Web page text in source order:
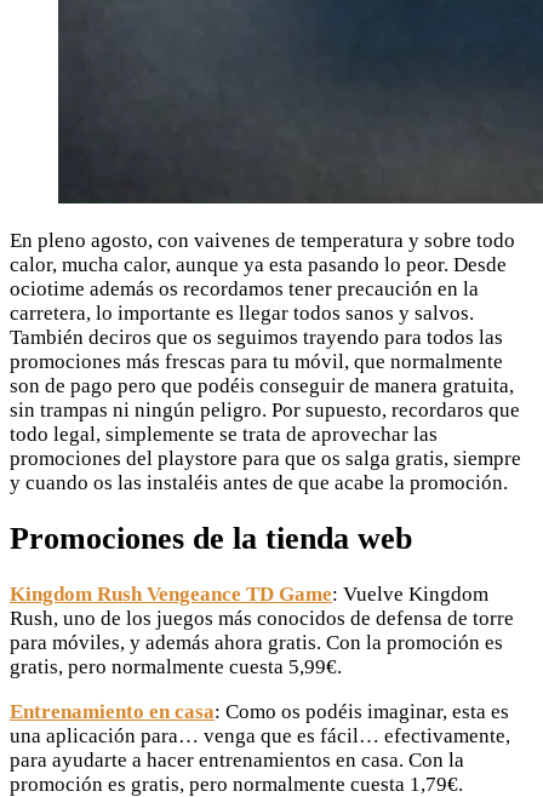
En pleno agosto, con vaivenes de temperatura y sobre todo
calor, mucha calor, aunque ya esta pasando lo peor. Desde
ociotime además os recordamos tener precaución en la
carretera, lo importante es llegar todos sanos y salvos.
También deciros que os seguimos trayendo para todos las
promociones más frescas para tu móvil, que normalmente
son de pago pero que podéis conseguir de manera gratuita,
sin trampas ni ningún peligro. Por supuesto, recordaros que
todo legal, simplemente se trata de aprovechar las
promociones del playstore para que os salga gratis, siempre
y cuando os las instaléis antes de que acabe la promoción.
Promociones de la tienda web
Kingdom Rush Vengeance TD Game: Vuelve Kingdom
Rush, uno de los juegos más conocidos de defensa de torre
para móviles, y además ahora gratis. Con la promoción es
gratis, pero normalmente cuesta 5,99€.
Entrenamiento en casa: Como os podéis imaginar, esta es
una aplicación para… venga que es fácil… efectivamente,
para ayudarte a hacer entrenamientos en casa. Con la
promoción es gratis, pero normalmente cuesta 1,79€.